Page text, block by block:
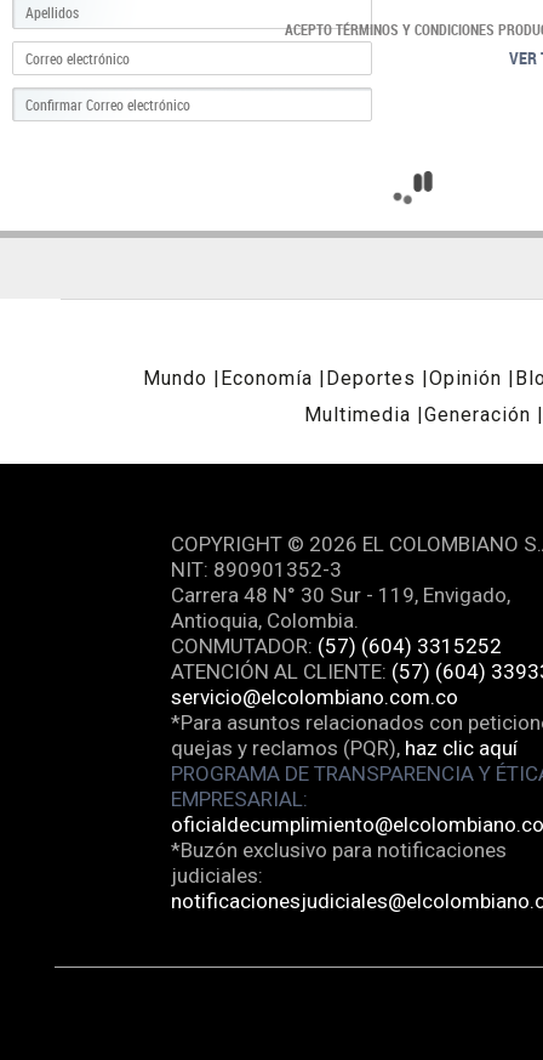
ACEPTO TÉRMINOS Y CONDICIONES
VER
Mundo Economía Deportes Opinión
Multimedia
Generación
COPYRIGHT © 2026 EL COLOMBIANO
NIT: 890901352-3
Carrera 48 N° 30 Sur - 119, Envigado,
Antioquia, Colombia.
CONMUTADOR: (57) (604) 3315252
ATENCIÓN AL CLIENTE: (57) (604)
servicio@elcolombiano.com.co
*Para asuntos relacionados con
quejas y reclamos (PQR), haz clic aquí
PROGRAMA DE TRANSPARENCIA Y
EMPRESARIAL:
*Buzón exclusivo para notificaciones
judiciales: